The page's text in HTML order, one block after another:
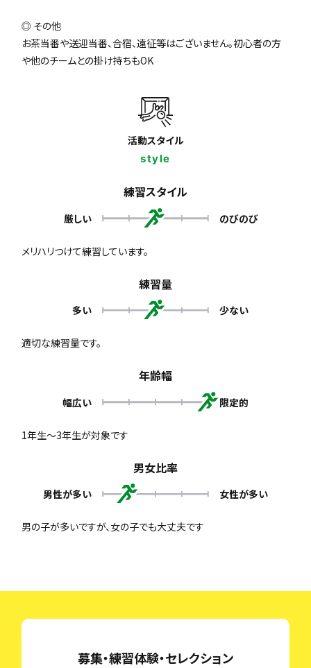
◎ その他
お茶当番や送迎当番、合宿、遠征等はございません。初心者の方
や他のチームとの掛け持ちもOK
活動スタイル
style
練習スタイル
厳しい のびのび
メリハリつけて練習しています。
練習量
多い 少ない
適切な練習量です。
年齢幅
幅広い 限定的
1年生～3年生が対象です
男女比率
男性が多い 女性が多い
男の子が多いですが、女の子でも大丈夫です
募集・練習体験・セレクション